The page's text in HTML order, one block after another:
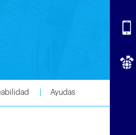
Ayudas